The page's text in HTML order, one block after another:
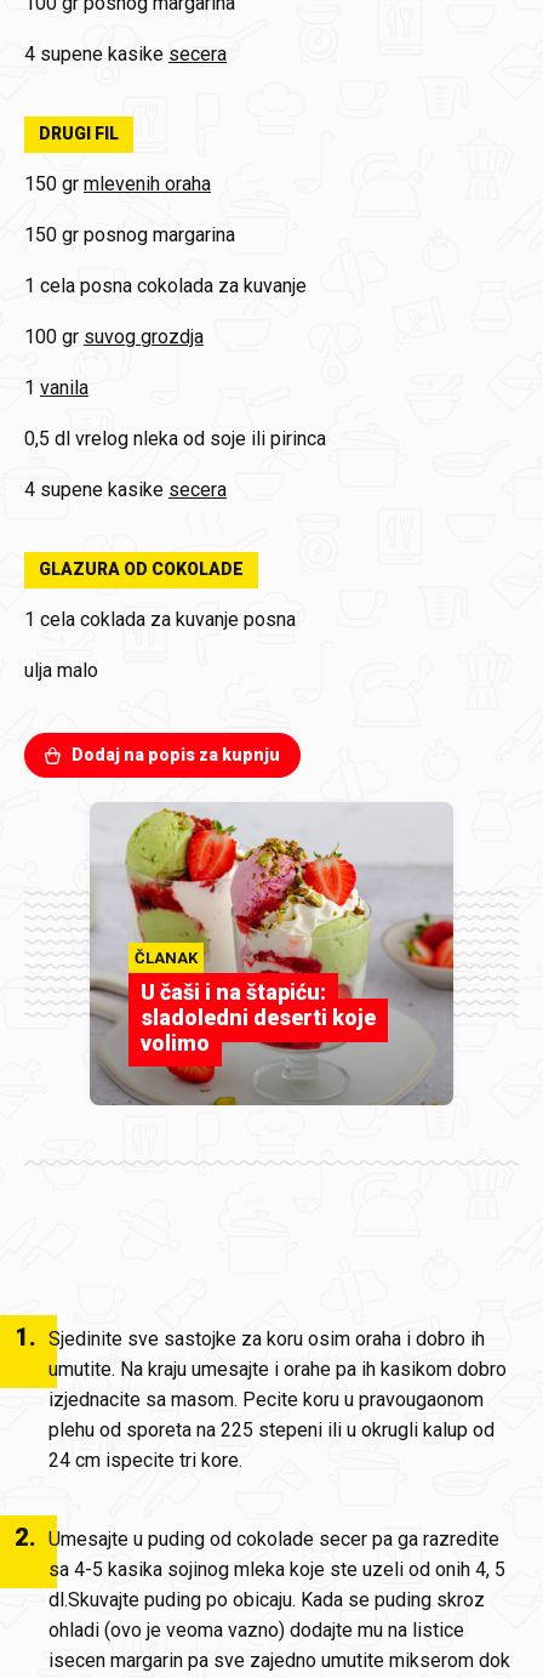
4 supene kasike secera
DRUGI FIL
150 gr mlevenih oraha
150 gr posnog margarina
1 cela posna cokolada za kuvanje
100 gr suvog grozdja
1 vanila
0,5 dl vrelog nleka od soje ili pirinca
4 supene kasike secera
GLAZURA OD COKOLADE
1 cela coklada za kuvanje posna
ulja malo
Dodaj na popis za kupnju
ČLANAK
U čaši i na štapiću:
sladoledni deserti koje
volimo
1. Sjedinite sve sastojke za koru osim oraha i dobro ih
umutite. Na kraju umesajte i orahe pa ih kasikom dobro
izjednacite sa masom. Pecite koru u pravougaonom
plehu od sporeta na 225 stepeni ili u okrugli kalup od
24 cm ispecite tri kore.
2. Umesajte u puding od cokolade secer pa ga razredite
sa 4-5 kasika sojinog mleka koje ste uzeli od onih 4, 5
dl.Skuvajte puding po obicaju. Kada se puding skroz
ohladi (ovo je veoma vazno) dodajte mu na listice
isecen margarin pa sve zajedno umutite mikserom dok